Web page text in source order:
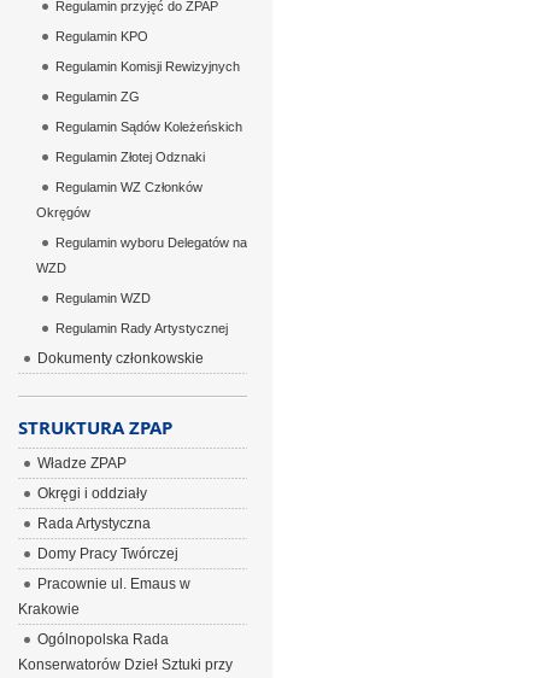
Regulamin przyjęć do ZPAP
Regulamin KPO
Regulamin Komisji Rewizyjnych
Regulamin ZG
Regulamin Sądów Koleżeńskich
Regulamin Złotej Odznaki
Regulamin WZ Członków
Okręgów
Regulamin wyboru Delegatów na
WZD
Regulamin WZD
Regulamin Rady Artystycznej
Dokumenty członkowskie
STRUKTURA ZPAP
Władze ZPAP
Okręgi i oddziały
Rada Artystyczna
Domy Pracy Twórczej
Pracownie ul. Emaus w
Krakowie
Ogólnopolska Rada
Konserwatorów Dzieł Sztuki przy